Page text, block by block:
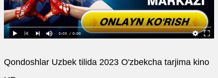
Qondoshlar Uzbek tilida 2023 O'zbekcha tarjima kino